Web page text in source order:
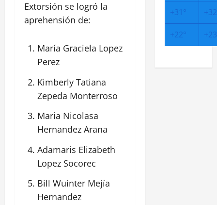
Extorsión se logró la
aprehensión de:
María Graciela Lopez
Perez
Kimberly Tatiana
Zepeda Monterroso
Maria Nicolasa
Hernandez Arana
Adamaris Elizabeth
Lopez Socorec
Bill Wuinter Mejía
Hernandez
+31° +
+22° +